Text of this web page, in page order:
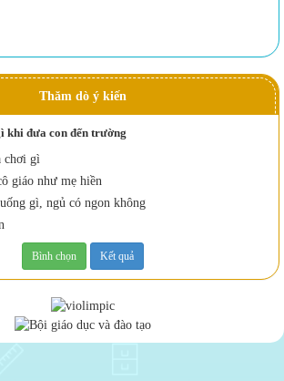
Thăm dò ý kiến
khi đưa con đến trường
chơi gì
giáo như mẹ hiền
gì, ngủ có ngon không